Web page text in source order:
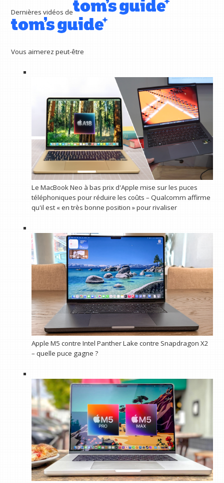
Dernières vidéos de
Vous aimerez peut-être
Le MacBook Neo à bas prix d'Apple mise sur les puces
téléphoniques pour réduire les coûts – Qualcomm affirme
qu'il est « en très bonne position » pour rivaliser
Apple M5 contre Intel Panther Lake contre Snapdragon X2
– quelle puce gagne ?